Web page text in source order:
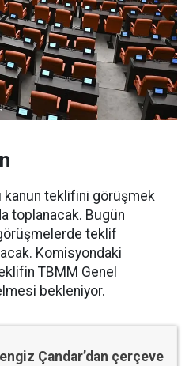
kanun teklifini görüşmek
toplanacak. Bugün
teklif
Komisyondaki
TBMM Genel
bekleniyor.
Çandar’dan çerçeve